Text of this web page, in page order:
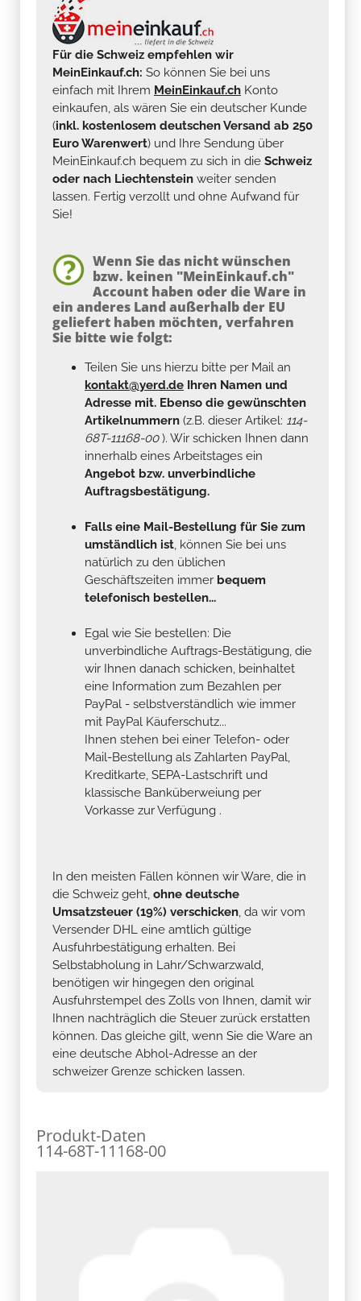
Für die Schweiz empfehlen wir
MeinEinkauf.ch: So können Sie bei uns
einfach mit Ihrem MeinEinkauf.ch Konto
einkaufen, als wären Sie ein deutscher Kunde
(inkl. kostenlosem deutschen Versand ab 250
Euro Warenwert) und Ihre Sendung über
MeinEinkauf.ch bequem zu sich in die Schweiz
oder nach Liechtenstein weiter senden
lassen. Fertig verzollt und ohne Aufwand für
Sie!
Wenn Sie das nicht wünschen
bzw. keinen "MeinEinkauf.ch"
Account haben oder die Ware in
ein anderes Land außerhalb der EU
geliefert haben möchten, verfahren
Sie bitte wie folgt:
Teilen Sie uns hierzu bitte per Mail an
kontakt@yerd.de Ihren Namen und
Adresse mit. Ebenso die gewünschten
Artikelnummern (z.B. dieser Artikel: 114-
68T-11168-00). Wir schicken Ihnen dann
innerhalb eines Arbeitstages ein
Angebot bzw. unverbindliche
Auftragsbestätigung.
Falls eine Mail-Bestellung für Sie zum
umständlich ist, können Sie bei uns
natürlich zu den üblichen
Geschäftszeiten immer bequem
telefonisch bestellen...
Egal wie Sie bestellen: Die
unverbindliche Auftrags-Bestätigung, die
wir Ihnen danach schicken, beinhaltet
eine Information zum Bezahlen per
PayPal - selbstverständlich wie immer
mit PayPal Käuferschutz...
Ihnen stehen bei einer Telefon- oder
Mail-Bestellung als Zahlarten PayPal,
Kreditkarte, SEPA-Lastschrift und
klassische Banküberweiung per
Vorkasse zur Verfügung .
In den meisten Fällen können wir Ware, die in
die Schweiz geht, ohne deutsche
Umsatzsteuer (19%) verschicken, da wir vom
Versender DHL eine amtlich gültige
Ausfuhrbestätigung erhalten. Bei
Selbstabholung in Lahr/Schwarzwald,
benötigen wir hingegen den original
Ausfuhrstempel des Zolls von Ihnen, damit wir
Ihnen nachträglich die Steuer zurück erstatten
können. Das gleiche gilt, wenn Sie die Ware an
eine deutsche Abhol-Adresse an der
schweizer Grenze schicken lassen.
Produkt-Daten
114-68T-11168-00